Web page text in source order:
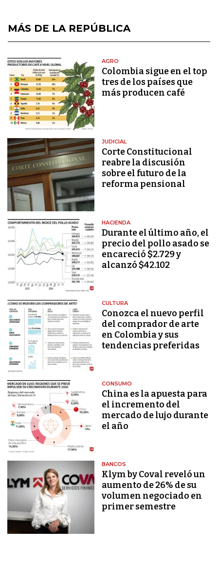
MÁS DE LA REPÚBLICA
AGRO
Colombia sigue en el top
tres de los países que
más producen café
JUDICIAL
Corte Constitucional
reabre la discusión
sobre el futuro de la
reforma pensional
HACIENDA
Durante el último año, el
precio del pollo asado se
encareció $2.729 y
alcanzó $42.102
CULTURA
Conozca el nuevo perfil
del comprador de arte
en Colombia y sus
tendencias preferidas
CONSUMO
China es la apuesta para
el incremento del
mercado de lujo durante
el año
BANCOS
Klym by Coval reveló un
aumento de 26% de su
volumen negociado en
primer semestre